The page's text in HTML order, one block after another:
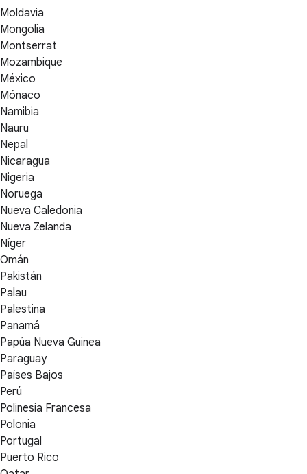
Moldavia
Mongolia
Montserrat
Mozambique
México
Mónaco
Namibia
Nauru
Nepal
Nicaragua
Nigeria
Noruega
Nueva Caledonia
Nueva Zelanda
Níger
Omán
Pakistán
Palau
Palestina
Panamá
Papúa Nueva Guinea
Paraguay
Países Bajos
Perú
Polinesia Francesa
Polonia
Portugal
Puerto Rico